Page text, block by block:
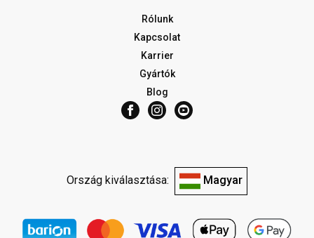
Rólunk
Kapcsolat
Karrier
Gyártók
Blog
Ország kiválasztása: Magyar